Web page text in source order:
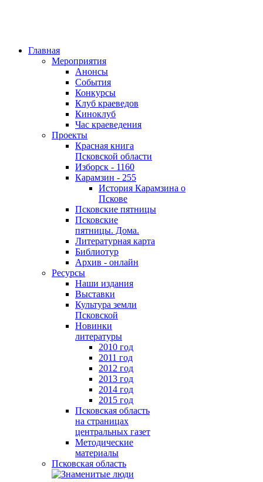
Главная
Мероприятия
Анонсы
События
Конкурсы
Клуб краеведов
Киноклуб
Час краеведения
Проекты
Красная книга
Псковской области
Изборск - 1160
Карамзин - 255
История Карамзина о
Пскове
Псковские пятницы
Псковские
пятницы. Дома.
Литературная карта
Библиотур
Архив - онлайн
Ресурсы
Наши издания
Выставки
Культура земли
Псковской
Новинки
литературы
2010 год
2011 год
2012 год
2013 год
2014 год
2015 год
Псковская область
на страницах
центральных газет
Методические
материалы
Псковская область